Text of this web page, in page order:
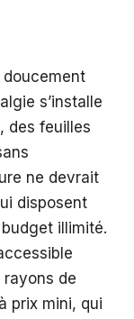
doucement
s’installe
des feuilles
ne devrait
disposent
budget illimité.
de
prix mini, qui